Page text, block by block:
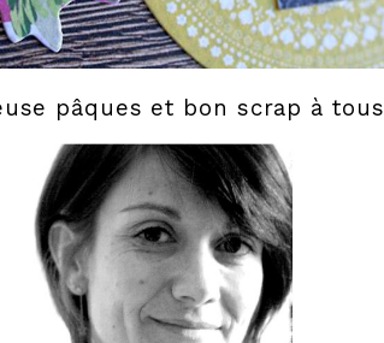
pâques et bon scrap à tous